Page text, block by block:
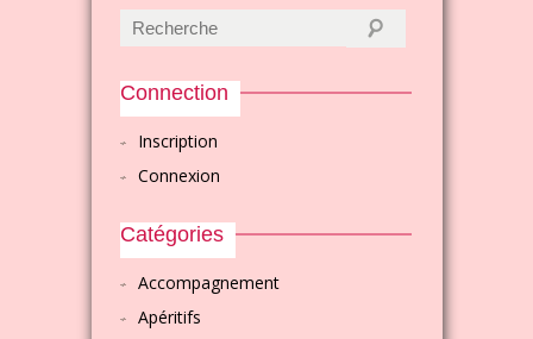
Connection
Inscription
Connexion
Catégories
Accompagnement
Apéritifs